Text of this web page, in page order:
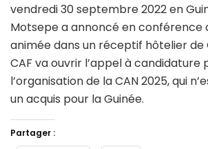
vendredi 30 septembre 2022 en
Motsepe a annoncé en conférence
animée dans un réceptif hôtelier de
CAF va ouvrir l’appel à candidature
l’organisation de la CAN 2025, qui
un acquis pour la Guinée.
Partager :